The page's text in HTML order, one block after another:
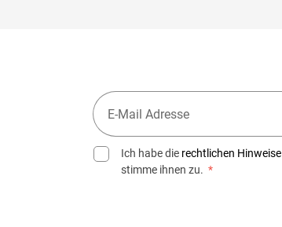
Ich habe die rechtlichen Hinweise
stimme ihnen zu. *